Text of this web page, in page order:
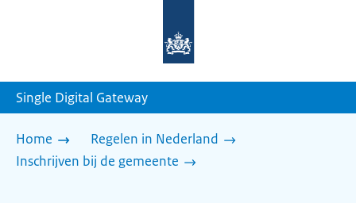
homepage
Single Digital Gateway
Home
Regelen in Nederland
Inschrijven bij de gemeente